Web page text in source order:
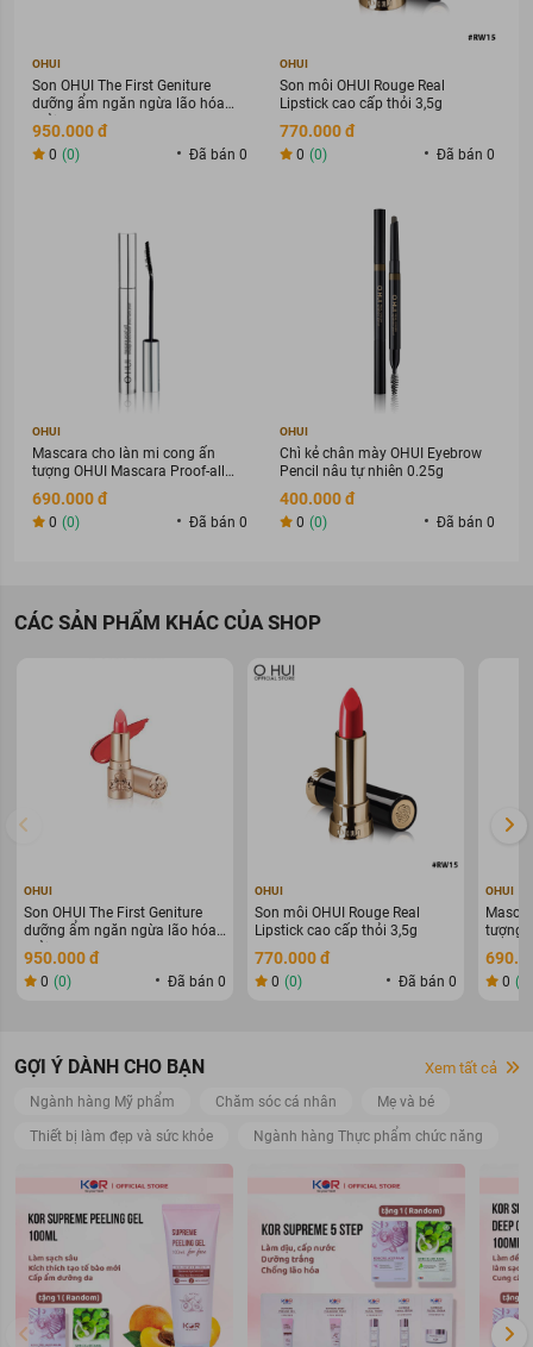
OHUI
Son OHUI The First Geniture
dưỡng ẩm ngăn ngừa lão hóa
thỏi 3,8g
950.000 đ
0 (0) Đã bán 0
OHUI
Son môi OHUI Rouge Real
Lipstick cao cấp thỏi 3,5g
770.000 đ
0 (0) Đã bán 0
OHUI
Mascara cho làn mi cong ấn
tượng OHUI Mascara Proof-all
8ml
690.000 đ
0 (0) Đã bán 0
OHUI
Chì kẻ chân mày OHUI Eyebrow
Pencil nâu tự nhiên 0.25g
400.000 đ
0 (0) Đã bán 0
CÁC SẢN PHẨM KHÁC CỦA SHOP
OHUI
Son OHUI The First Geniture
dưỡng ẩm ngăn ngừa lão hóa
thỏi 3,8g
950.000 đ
0 (0) Đã bán 0
OHUI
Son môi OHUI Rouge Real
Lipstick cao cấp thỏi 3,5g
770.000 đ
0 (0) Đã bán 0
OHUI
tượng
8ml
0 (0)
GỢI Ý DÀNH CHO BẠN
Ngành hàng Mỹ phẩm Chăm sóc cá nhân Mẹ và bé
Thiết bị làm đẹp và sức khỏe Ngành hàng Thực phẩm chức năng
Xem tất cả